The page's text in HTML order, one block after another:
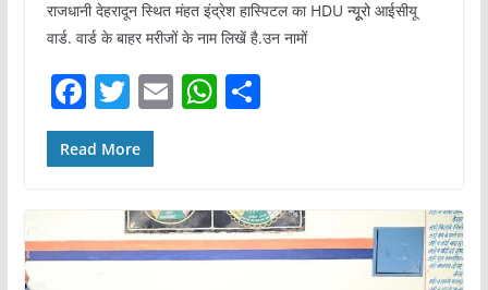
राजधानी देहरादून स्थित मंहत इंद्रेश हास्पिटल का HDU न्यूूरो आईसीयू
वार्ड. वार्ड के बाहर मरीजों के नाम लिखें है.उन नामों
F
a
c
b
o
T
w
itt
E W
A
p
S
Read More